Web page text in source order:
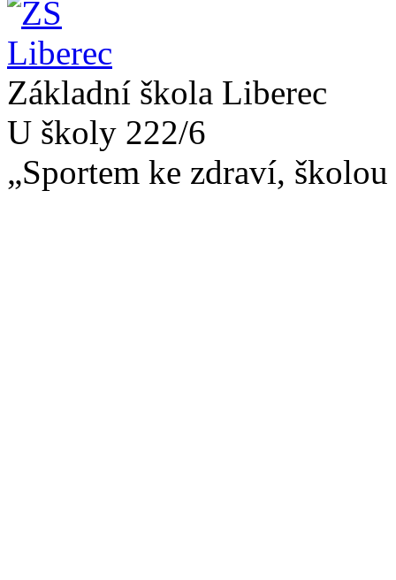
Základní škola Liberec
U školy 222/6
„Sportem ke zdraví,